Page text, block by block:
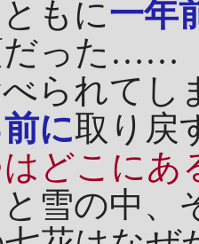
もに一年
だった……
られてし
に取り戻
どこにあ
雪の中、